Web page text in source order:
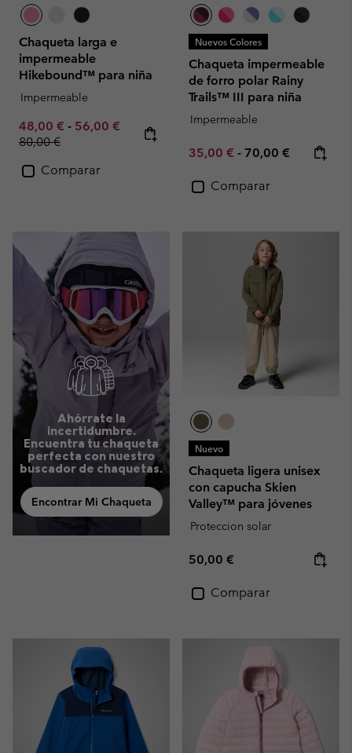
Chaqueta larga e
impermeable
Hikebound™ para niña
Impermeable
Minimum sale price:
48,00 € - Maximum sale price:
56,00 € Regular price:
80,00 €
Comparar
Nuevos Colores
Chaqueta impermeable
de forro polar Rainy
Trails™ III para niña
Impermeable
Minimum sale price:
35,00 € - Maximum price:
70,00 €
Comparar
Ahórrate la
incertidumbre.
Encuentra tu chaqueta
perfecta con nuestro
buscador de chaquetas.
Encontrar Mi Chaqueta
Nuevo
Chaqueta ligera unisex
con capucha Skien
Valley™ para jóvenes
Proteccion solar
Regular price:
50,00 €
Comparar